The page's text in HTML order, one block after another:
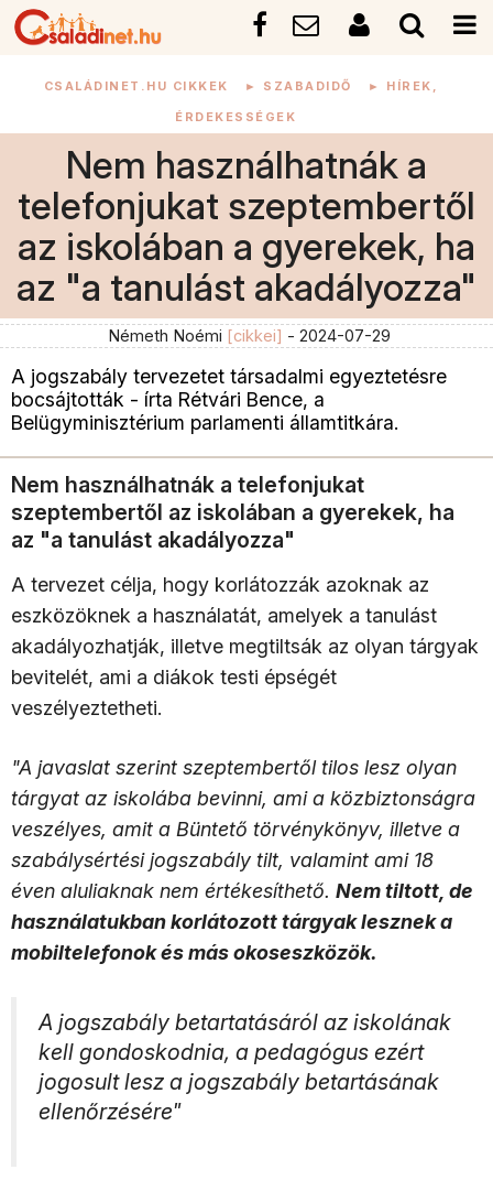
CSALÁDINET.HU CIKKEK ► SZABADIDŐ ► HÍREK,
ÉRDEKESSÉGEK
Nem használhatnák a
telefonjukat szeptembertől
az iskolában a gyerekek, ha
az "a tanulást akadályozza"
Németh Noémi [cikkei] - 2024-07-29
A jogszabály tervezetet társadalmi egyeztetésre
bocsájtották - írta Rétvári Bence, a
Belügyminisztérium parlamenti államtitkára.
Nem használhatnák a telefonjukat
szeptembertől az iskolában a gyerekek, ha
az "a tanulást akadályozza"
A tervezet célja, hogy korlátozzák azoknak az
eszközöknek a használatát, amelyek a tanulást
akadályozhatják, illetve megtiltsák az olyan tárgyak
bevitelét, ami a diákok testi épségét
veszélyeztetheti.
"A javaslat szerint szeptembertől tilos lesz olyan
tárgyat az iskolába bevinni, ami a közbiztonságra
veszélyes, amit a Büntető törvénykönyv, illetve a
szabálysértési jogszabály tilt, valamint ami 18
éven aluliaknak nem értékesíthető. Nem tiltott, de
használatukban korlátozott tárgyak lesznek a
mobiltelefonok és más okoseszközök.
A jogszabály betartatásáról az iskolának
kell gondoskodnia, a pedagógus ezért
jogosult lesz a jogszabály betartásának
ellenőrzésére"